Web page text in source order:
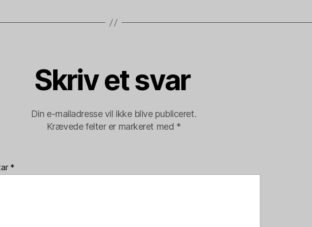
Skriv et svar
Din e-mailadresse vil ikke blive publiceret.
Krævede felter er markeret med *
*